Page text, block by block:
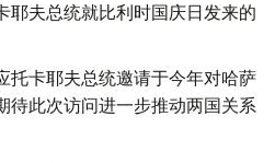
耶夫总统就比利时国庆日发来的
托卡耶夫总统邀请于今年对哈萨
待此次访问进一步推动两国关系